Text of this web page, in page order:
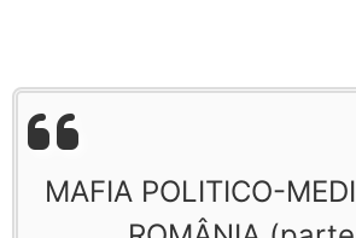
MAFIA POLITICO-